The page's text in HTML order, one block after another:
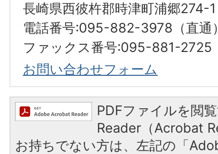
長崎県西彼杵郡時津町浦郷274-1
電話番号:095-882-3978（直通
ファックス番号:095-881-2725
お問い合わせフォーム
PDFファイルを閲
Reader（Acrobat
お持ちでない方は、左記の「